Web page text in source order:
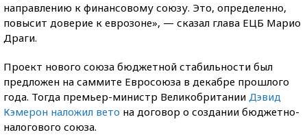
направлению к финансовому союзу. Это, определенно,
повысит доверие к еврозоне», — сказал глава ЕЦБ Марио
Драги.
Проект нового союза бюджетной стабильности был
предложен на саммите Евросоюза в декабре прошлого
года. Тогда премьер-министр Великобритании Дэвид
Кэмерон наложил вето на договор о создании бюджетно-
налогового союза.